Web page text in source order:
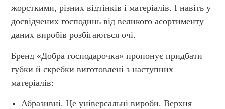
жорсткими, різних відтінків і матеріалів. І навіть у
досвідчених господинь від великого асортименту
даних виробів розбігаються очі.
Бренд «Добра господарочка» пропонує придбати
губки й скребки виготовлені з наступних
матеріалів:
Абразивні. Це універсальні вироби. Верхня